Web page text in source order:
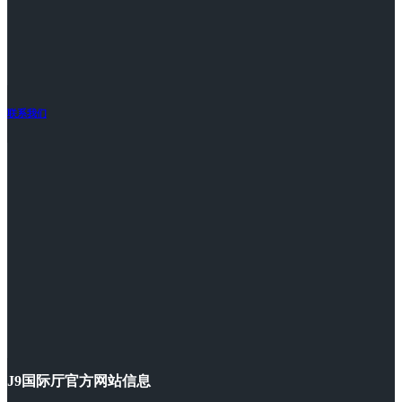
联系我们
J9国际厅官方网站信息